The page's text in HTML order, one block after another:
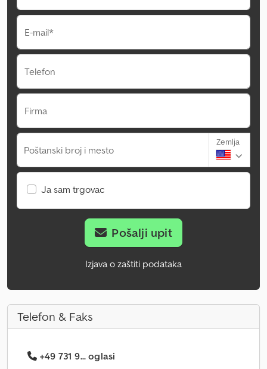
E-mail*
Telefon
Firma
Poštanski broj i mesto
Zemlja
Ja sam trgovac
Pošalji upit
Izjava o zaštiti podataka
Telefon & Faks
+49 731 9... oglasi